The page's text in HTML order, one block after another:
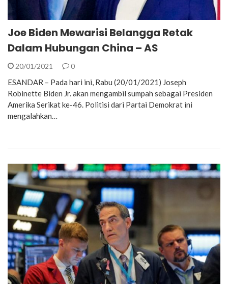
Joe Biden Mewarisi Belangga Retak
Dalam Hubungan China – AS
20/01/2021 0
ESANDAR – Pada hari ini, Rabu (20/01/2021) Joseph
Robinette Biden Jr. akan mengambil sumpah sebagai Presiden
Amerika Serikat ke-46. Politisi dari Partai Demokrat ini
mengalahkan…